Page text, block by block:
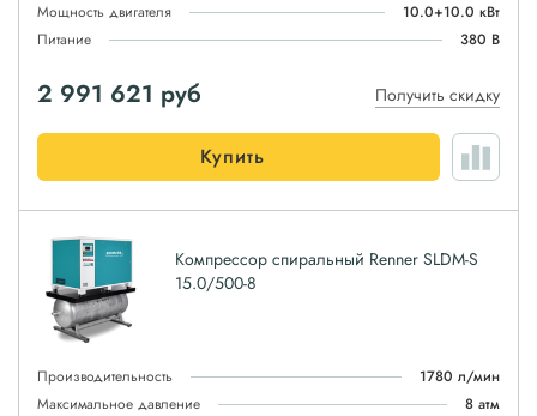
Мощность двигателя
10.0+10.0 кВт
Питание
380 В
2 991 621 руб Получить скидку
Купить
Компрессор спиральный Renner SLDM-S
15.0/500-8
Производительность
1780 л/мин
Максимальное давление
8 атм